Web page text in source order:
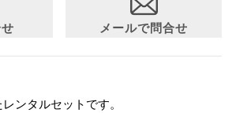
じゃく）寸法です。もともと鯨のひげ
っていたので鯨尺と言います。
１寸＝約3.8cm １分＝約0.38cm
ので上表の cm はおおよその長さとな
メールで問合せ
ンタルセットです。